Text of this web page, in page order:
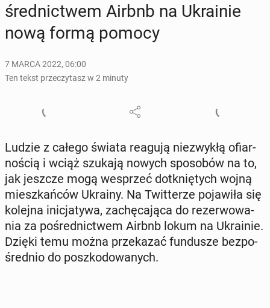
śred­nic­twem Airbnb na Ukra­inie
nową formą pomocy
7 MARCA 2022, 06:00
Ten tekst przeczytasz w 2 minuty
Ludzie z całego świata reagują nie­zwy­kłą ofiar­
no­ścią i wciąż szukają nowych spo­so­bów na to,
jak jeszcze mogą wes­przeć do­tknię­tych wojną
miesz­kań­ców Ukrainy. Na Twit­te­rze po­ja­wi­ła się
kolejna ini­cja­ty­wa, za­chę­ca­ją­ca do re­zer­wo­wa­
nia za po­śred­nic­twem Airbnb lokum na Ukra­inie.
Dzięki temu można prze­ka­zać fun­du­sze bez­po­
śred­nio do po­szko­do­wa­nych.